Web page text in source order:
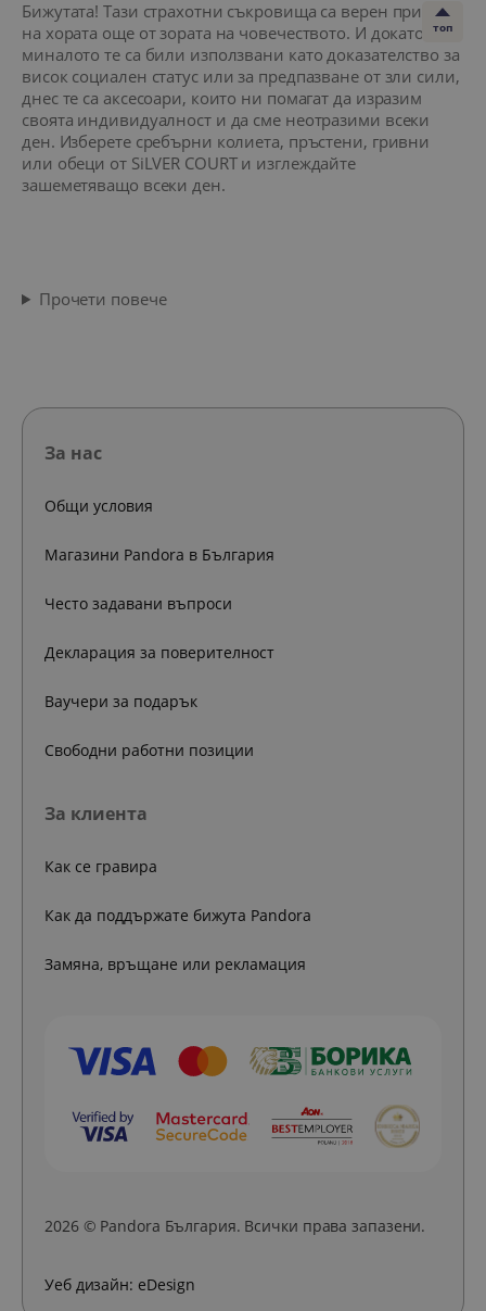
Бижутата! Тази страхотни съкровища са верен приятел
на хората още от зората на човечеството. И докато в
миналото те са били използвани като доказателство за
висок социален статус или за предпазване от зли сили,
днес те са аксесоари, които ни помагат да изразим
своята индивидуалност и да сме неотразими всеки
ден. Изберете сребърни колиета, пръстени, гривни
или обеци от SiLVER COURT и изглеждайте
зашеметяващо всеки ден.
Прочети повече
топ
За нас
Общи условия
Магазини Pandora в България
Често задавани въпроси
Декларация за поверителност
Ваучери за подарък
Свободни работни позиции
За клиента
Как се гравира
Как да поддържате бижута Pandora
Замяна, връщане или рекламация
2026 © Pandora България. Всички права запазени.
Уеб дизайн: eDesign